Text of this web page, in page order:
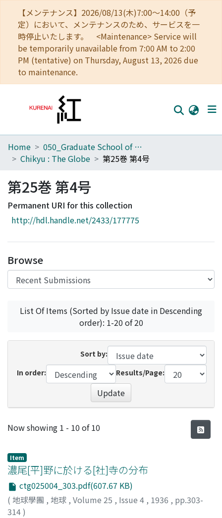
【メンテナンス】2026/08/13(木)7:00～14:00（予
定）において、メンテナンスのため、サービスを一
時停止いたします。 <Maintenance> Service will
be temporarily unavailable from 7:00 AM to 2:00
PM (tentative) on Thursday, August 13, 2026 due
to maintenance.
Home
Browse
Download Ranking
Access Statistics
Home
050_Graduate School of Science
Chikyu : The Globe
第25巻 第4号
第25巻 第4号
Permanent URI for this collection
http://hdl.handle.net/2433/177775
Browse
List Of Items (Sorted by Issue date in Descending
order): 1-20 of 20
Sort by:
In order:
Results/Page:
Update
Recent Submissions
Now showing 1 - 10 of 10
Item
濃尾[平]野に於ける[社]寺の分布
ctg025004_303.pdf(607.67 KB)
( 地球學團 , 地球 , Volume 25 , Issue 4 , 1936 , pp.303-
314)